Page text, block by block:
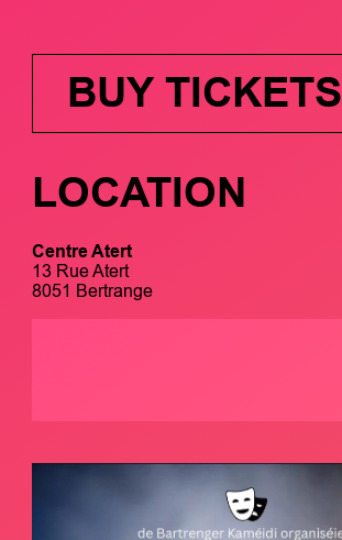
BUY TICKETS
LOCATION
Centre Atert
13 Rue Atert
8051 Bertrange